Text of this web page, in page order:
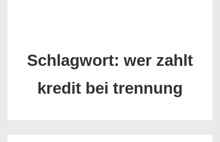
Schlagwort: wer zahlt
kredit bei trennung